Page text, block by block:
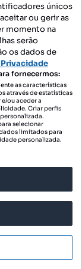
únicos
ou gerir as
momento na
serão
os dados de
fornecermos:
as características
através de estatísticas
ou aceder a
Criar perfis
selecionar
limitados para
personalizada.